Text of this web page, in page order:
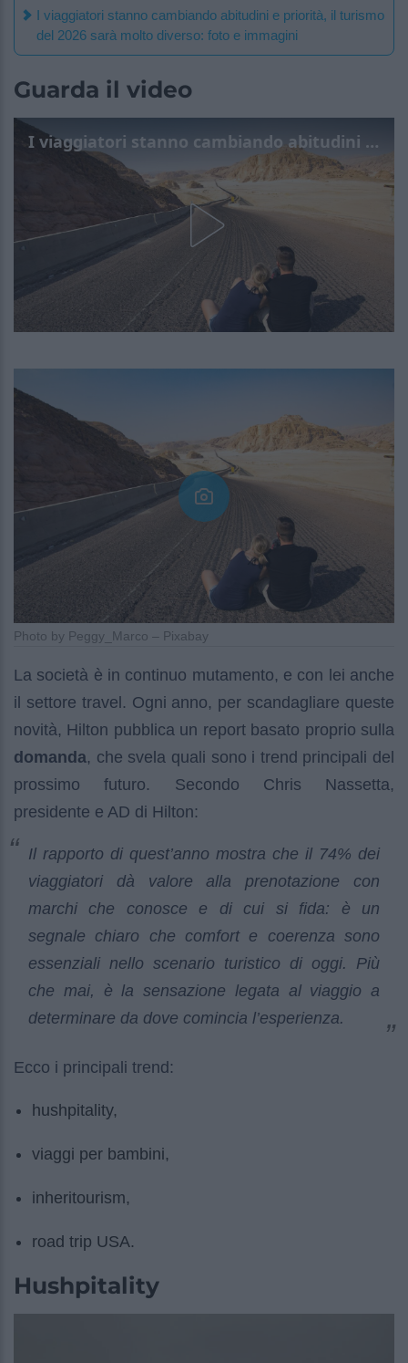
I viaggiatori stanno cambiando abitudini e priorità, il turismo
del 2026 sarà molto diverso: foto e immagini
Guarda il video
I viaggiatori stanno cambiando abitudini e priorità: il turismo del 2026 sarà molto diverso
Photo by Peggy_Marco – Pixabay
La società è in continuo mutamento, e con lei anche
il settore travel. Ogni anno, per scandagliare queste
novità, Hilton pubblica un report basato proprio sulla
domanda, che svela quali sono i trend principali del
prossimo futuro. Secondo Chris Nassetta,
presidente e AD di Hilton:
Il rapporto di quest’anno mostra che il 74% dei
viaggiatori dà valore alla prenotazione con
marchi che conosce e di cui si fida: è un
segnale chiaro che comfort e coerenza sono
essenziali nello scenario turistico di oggi. Più
che mai, è la sensazione legata al viaggio a
determinare da dove comincia l’esperienza.
Ecco i principali trend:
hushpitality,
viaggi per bambini,
inheritourism,
road trip USA.
Hushpitality